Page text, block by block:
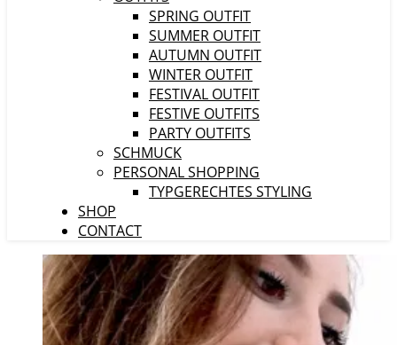
SPRING OUTFIT
SUMMER OUTFIT
AUTUMN OUTFIT
WINTER OUTFIT
FESTIVAL OUTFIT
FESTIVE OUTFITS
PARTY OUTFITS
SCHMUCK
PERSONAL SHOPPING
TYPGERECHTES STYLING
SHOP
CONTACT